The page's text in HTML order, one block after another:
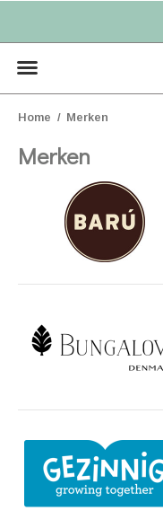
Home Merken
Merken